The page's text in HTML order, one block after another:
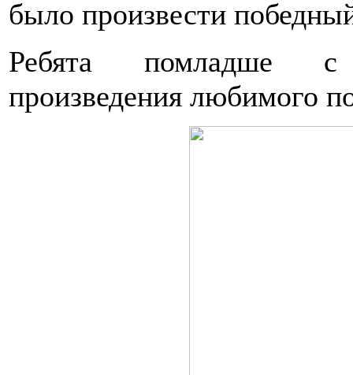
было произвести
Ребята помладше с
произведения любимого